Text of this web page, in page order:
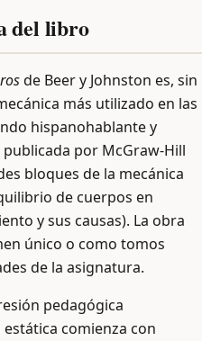
del libro
de Beer y Johnston es, sin
más utilizado en las
hispanohablante y
publicada por McGraw-Hill
bloques de la mecánica
de cuerpos en
y sus causas). La obra
único o como tomos
de la asignatura.
pedagógica
comienza con